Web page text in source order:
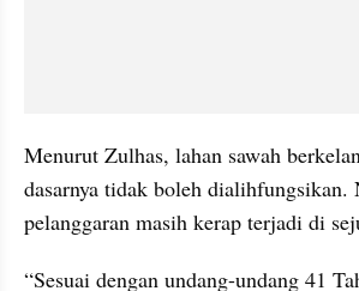
Menurut Zulhas, lahan sawah
dasarnya tidak boleh dialihfungsikan.
pelanggaran masih kerap terjadi di
“Sesuai dengan undang-undang 41